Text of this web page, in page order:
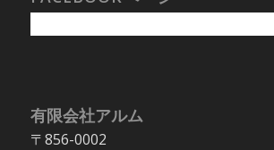
有限会社アルム
〒856-0002